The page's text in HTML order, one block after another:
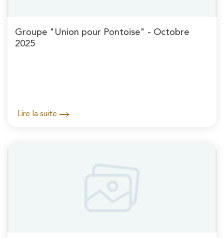
Groupe "Union pour Pontoise" - Octobre
2025
Lire la suite